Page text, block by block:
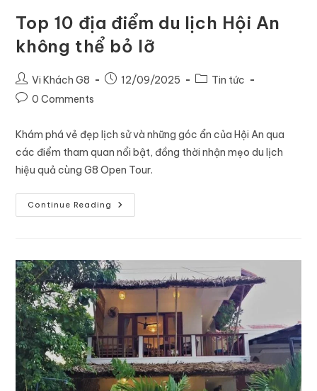
Top 10 địa điểm du lịch Hội An
không thể bỏ lỡ
Vi Khách G8 12/09/2025
Tin tức
0 Comments
Khám phá vẻ đẹp lịch sử và những góc ẩn của Hội An qua
các điểm tham quan nổi bật, đồng thời nhận mẹo du lịch
hiệu quả cùng G8 Open Tour.
Continue Reading